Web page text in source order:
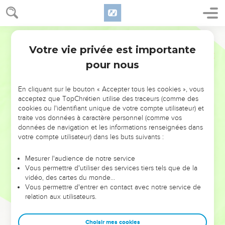
NE MANQUEZ PAS L’ÉVÉNEMENT
DE L’ANNÉE !
ET SI LEURS ERREURS POUVAIENT VOUS ÉVITER LES
VOTRES ?
leur foi ou leur vision. Mais on voit moins les doutes, les erreurs
et les saisons difficiles qu'ils ont traversés, alors même que ce
sont elles qui les ont façonnés.
Dans cette conférence, leaders, entrepreneurs, et responsables
clés pour avancer avec plus de sagesse afin que leurs erreurs
Votre vie privée est importante
pour nous
En cliquant sur le bouton « Accepter tous les cookies », vous
acceptez que TopChrétien utilise des traceurs (comme des
cookies ou l'identifiant unique de votre compte utilisateur) et
traite vos données à caractère personnel (comme vos
données de navigation et les informations renseignées dans
votre compte utilisateur) dans les buts suivants :
Mesurer l'audience de notre service
Vous permettre d'utiliser des services tiers tels que de la
vidéo, des cartes du monde…
Vous permettre d'entrer en contact avec notre service de
relation aux utilisateurs.
Choisir mes cookies